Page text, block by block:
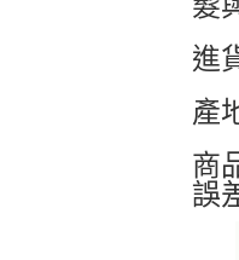
進
產
商
誤